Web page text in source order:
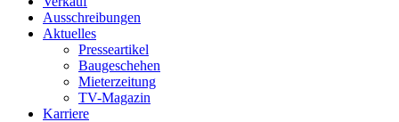
Ausschreibungen
Aktuelles
Presseartikel
Baugeschehen
Mieterzeitung
TV-Magazin
Karriere